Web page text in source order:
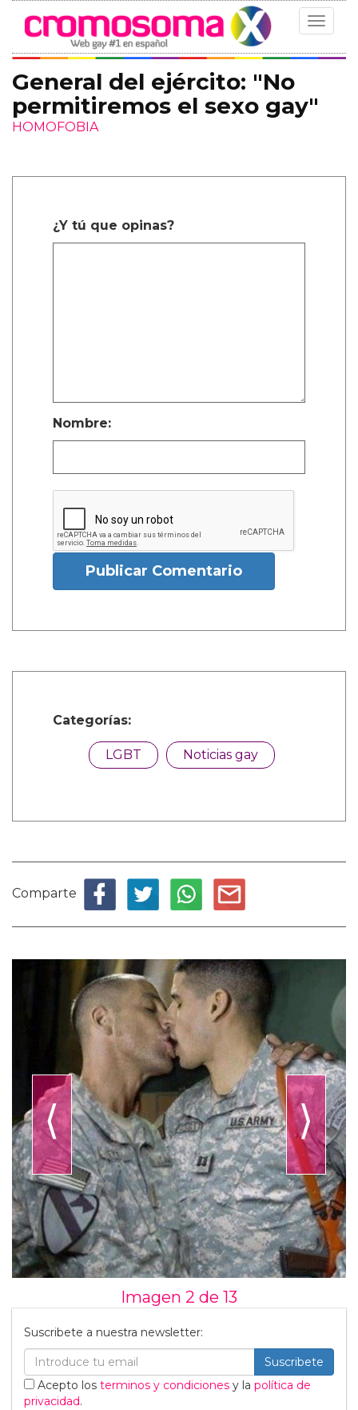
Toggle
General del ejército: "No
permitiremos el sexo gay"
HOMOFOBIA
¿Y tú que opinas?
Nombre:
Publicar Comentario
Categorías:
LGBT Noticias gay
Comparte
⟨ ⟩
Imagen 2 de 13
Suscribete a nuestra newsletter:
Suscribete
Acepto los terminos y condiciones y la política de
privacidad.